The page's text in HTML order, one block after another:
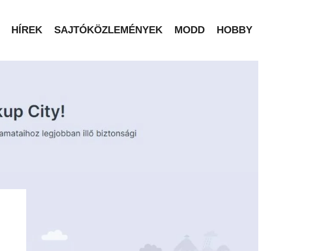
HÍREK SAJTÓKÖZLEMÉNYEK MODD HOBBY